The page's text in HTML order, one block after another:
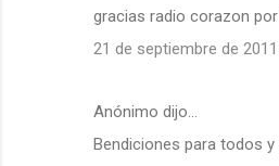
gracias radio corazon
21 de septiembre de
Anónimo dijo…
Bendiciones para todos